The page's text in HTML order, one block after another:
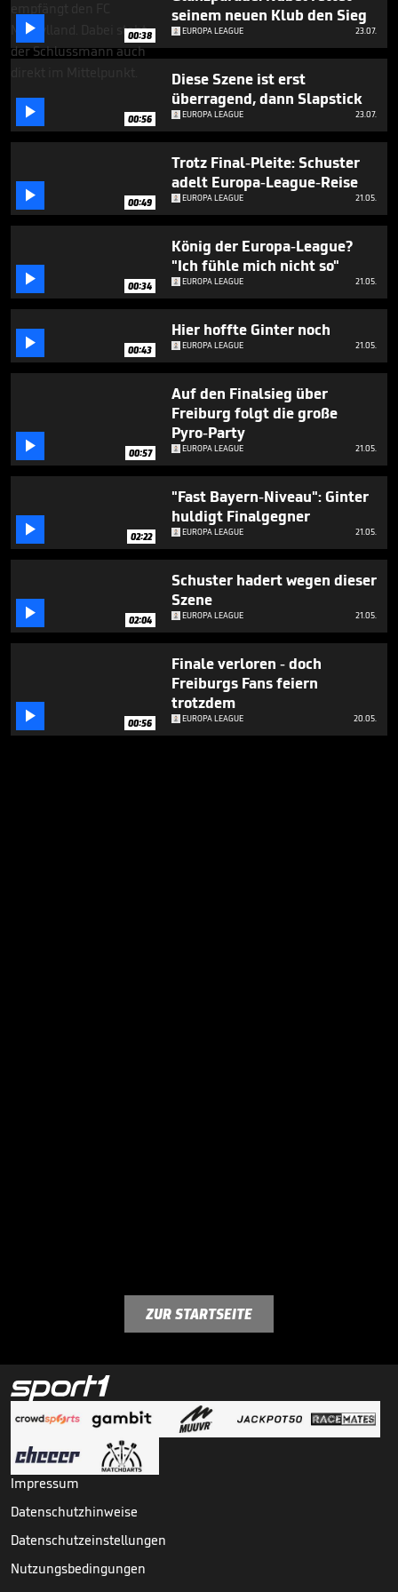
seconds
 00:38
seinem neuen Klub den Sieg
EUROPA LEAGUE 23.07.
 00:56
Diese Szene ist erst
überragend, dann Slapstick
EUROPA LEAGUE 23.07.
 00:49
Trotz Final-Pleite: Schuster
adelt Europa-League-Reise
EUROPA LEAGUE 21.05.
 00:34
König der Europa-League?
"Ich fühle mich nicht so"
EUROPA LEAGUE 21.05.
 00:43
Hier hoffte Ginter noch
EUROPA LEAGUE 21.05.
 00:57
Auf den Finalsieg über
Freiburg folgt die große
Pyro-Party
EUROPA LEAGUE 21.05.
 02:22
"Fast Bayern-Niveau": Ginter
huldigt Finalgegner
EUROPA LEAGUE 21.05.
 02:04
Schuster hadert wegen dieser
Szene
EUROPA LEAGUE 21.05.
 00:56
Finale verloren - doch
Freiburgs Fans feiern
trotzdem
EUROPA LEAGUE 20.05.
ZUR STARTSEITE
Impressum
Datenschutzhinweise
Datenschutzeinstellungen
Nutzungsbedingungen